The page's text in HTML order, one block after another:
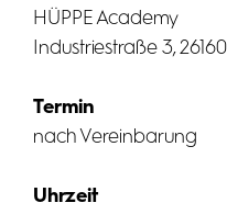
HÜPPE Academy
Industriestraße 3,
Termin
nach Vereinbarung
Uhrzeit